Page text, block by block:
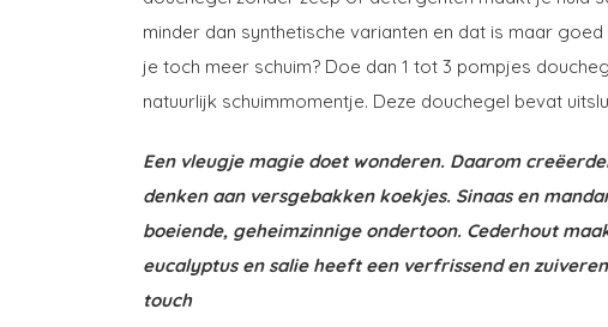
minder dan synthetische varianten en dat is maar
je toch meer schuim? Doe dan 1 tot 3 pompjes
natuurlijk schuimmomentje. Deze douchegel bevat
Een vleugje magie doet wonderen. Daarom
denken aan versgebakken koekjes. Sinaas en
boeiende, geheimzinnige ondertoon. Cederhout
eucalyptus en salie heeft een verfrissend en
touch